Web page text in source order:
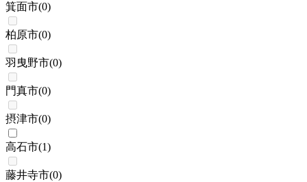
箕面市(0)
柏原市(0)
羽曳野市(0)
門真市(0)
摂津市(0)
高石市(1)
藤井寺市(0)